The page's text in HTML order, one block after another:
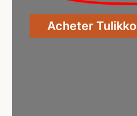
Acheter Tulikko